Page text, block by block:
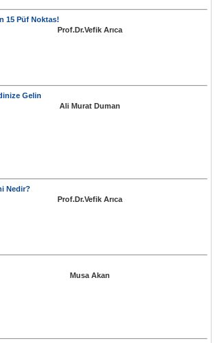
15 Püf Noktas!
Prof.Dr.Vefik Arıca
Gelin
Ali Murat Duman
Nedir?
Prof.Dr.Vefik Arıca
Musa Akan